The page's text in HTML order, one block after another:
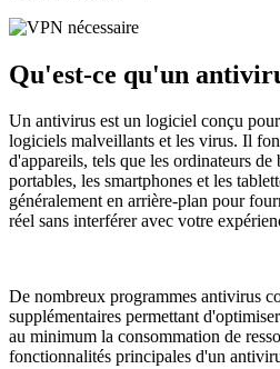
Qu'est-ce qu'un
Un antivirus est un logiciel conçu
logiciels malveillants et les virus. Il
d'appareils, tels que les ordinateurs de
portables, les smartphones et les
généralement en arrière-plan pour
réel sans interférer avec votre
De nombreux programmes antivirus
supplémentaires permettant
au minimum la consommation de
fonctionnalités principales d'un